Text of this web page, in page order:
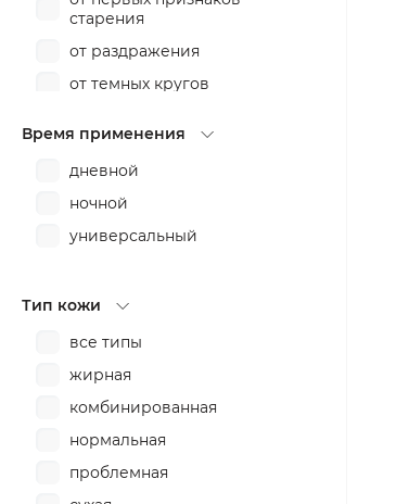
старения
от раздражения
от темных кругов
питание
против воспалений
против пигментных пятен
разглаживание
смягчение
тонизирование
увлажнение
укрепление
успокоение
Время применения
дневной
ночной
универсальный
Тип кожи
все типы
жирная
комбинированная
нормальная
проблемная